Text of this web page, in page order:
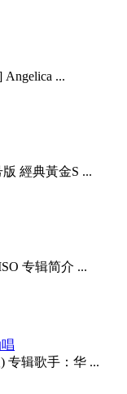
...
經典黃金S ...
专辑简介 ...
专辑歌手：华 ...